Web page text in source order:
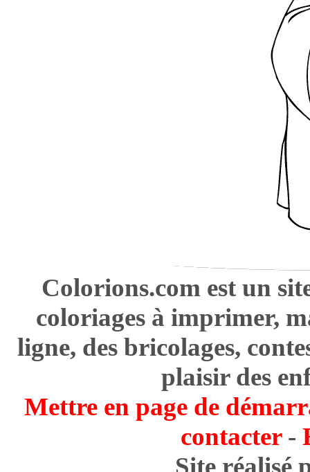
Colorions.com est un
coloriages à imprimer,
ligne, des bricolages,
plaisir des
Mettre en page de
contacter-
Site réalisé